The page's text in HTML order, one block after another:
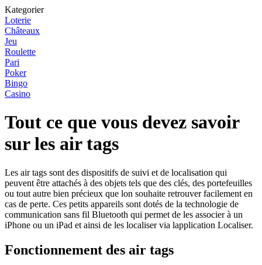
Kategorier
Loterie
Châteaux
Jeu
Roulette
Pari
Poker
Bingo
Casino
Tout ce que vous devez savoir
sur les air tags
Les air tags sont des dispositifs de suivi et de localisation qui
peuvent être attachés à des objets tels que des clés, des portefeuilles
ou tout autre bien précieux que lon souhaite retrouver facilement en
cas de perte. Ces petits appareils sont dotés de la technologie de
communication sans fil Bluetooth qui permet de les associer à un
iPhone ou un iPad et ainsi de les localiser via lapplication Localiser.
Fonctionnement des air tags